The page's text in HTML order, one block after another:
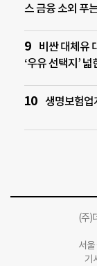
스 금융 소외 푸
비싼 대체유
‘우유 선택지’ 넓
생명보험업
(주)
서
기